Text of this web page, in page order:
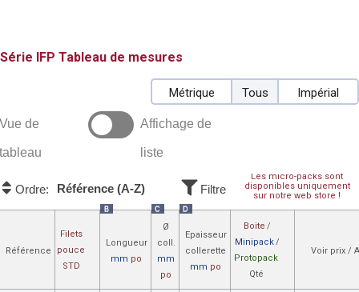
IFP Tableau de mesures
Métrique Tous Impérial
Vue de
tableau
Affichage de
liste
Les micro-packs sont
disponibles uniquement
sur notre web store !
Ordre: Référence (A-Z) Filtre
Référence
Filets
pouce
STD
B
Longueur
mm po
C
Ø
coll.
mm
po
D
Epaisseur
collerette
mm po
Boite /
Minipack/
Protopack
Qté
Voir prix /